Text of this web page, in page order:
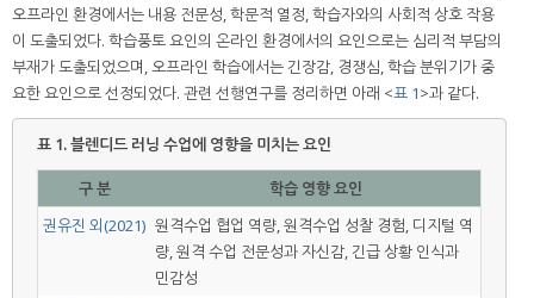
오프라인 환경에서는 내용 전문성, 학문적 열정, 학습자와의 사회적 상호 작용
이 도출되었다. 학습풍토 요인의 온라인 환경에서의 요인으로는 심리적 부담의
부재가 도출되었으며, 오프라인 학습에서는 긴장감, 경쟁심, 학습 분위기가 중
요한 요인으로 선정되었다. 관련 선행연구를 정리하면 아래 <표 1>과 같다.
표 1.블렌디드 러닝 수업에 영향을 미치는 요인
구 분
학습 영향 요인
권유진 외(2021) 원격수업 협업 역량, 원격수업 성찰 경험, 디지털 역
량, 원격 수업 전문성과 자신감, 긴급 상황 인식과
민감성